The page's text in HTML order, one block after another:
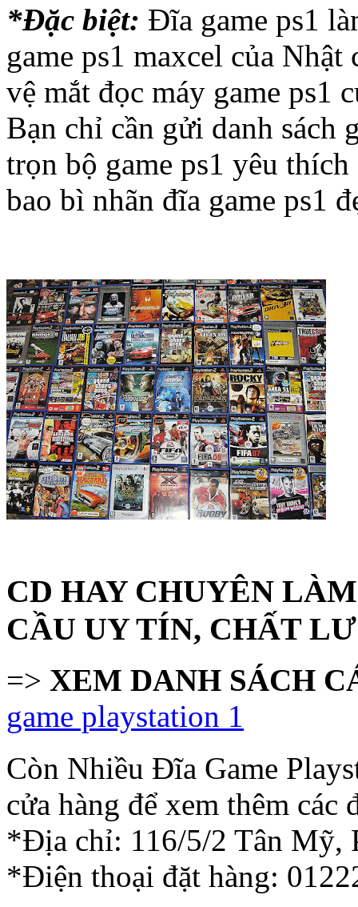
*Đặc biệt: Đĩa game ps1
game ps1 maxcel của
vệ mắt đọc máy game ps1
Bạn chỉ cần gửi danh sách
trọn bộ game ps1 yêu
bao bì nhãn đĩa game ps1
CD HAY CHUYÊN
CẦU UY TÍN, CHẤT
=> XEM DANH SÁCH
game playstation 1
Còn Nhiều Đĩa Game
cửa hàng để xem thêm các
*Địa chỉ: 116/5/2 Tân Mỹ,
*Điện thoại đặt hàng: